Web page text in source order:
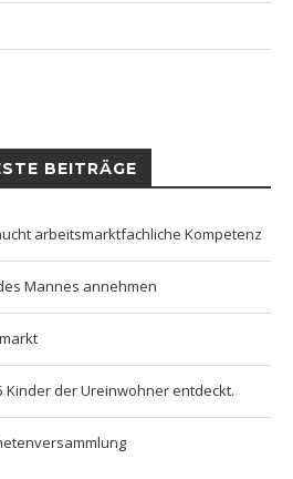
BEITRÄGE
arbeitsmarktfachliche Kompetenz
Mannes annehmen
Kinder der Ureinwohner entdeckt.